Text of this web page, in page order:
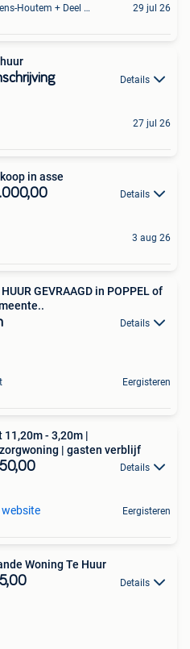
Sint-Lievens-Houtem + Deel Oombergen 29 jul 26
Details
27 jul 26
in asse
Details
3 aug 26
GEVRAAGD in POPPEL of
Details
Eergisteren
11,20m - 3,20m |
| gasten verblijf
Details
website Eergisteren
Woning Te Huur
Details